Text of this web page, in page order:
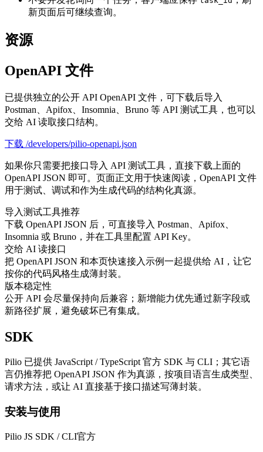
新页面后可继续查询。
资源
OpenAPI 文件
已提供独立的公开 API OpenAPI 文件，可下载后导入
Postman、Apifox、Insomnia、Bruno 等 API 测试工具，也可以
交给 AI 读取接口结构。
下载 /developers/pilio-openapi.json
如果你只需要把接口导入 API 测试工具，直接下载上面的
OpenAPI JSON 即可。页面正文用于快速阅读，OpenAPI 文件
用于测试、调试和作为生成代码的结构化真源。
导入测试工具推荐
下载 OpenAPI JSON 后，可直接导入 Postman、Apifox、
Insomnia 或 Bruno，并在工具里配置 API Key。
交给 AI 读接口
把 OpenAPI JSON 和本页快速接入示例一起提供给 AI，让它
按你的代码风格生成薄封装。
版本稳定性
公开 API 会尽量保持向后兼容；新增能力优先通过新字段或
新路径扩展，避免破坏已有集成。
SDK
Pilio 已提供 JavaScript / TypeScript 官方 SDK 与 CLI；其它语
言仍推荐把 OpenAPI JSON 作为真源，按项目语言生成类型、
请求方法，或让 AI 直接基于接口描述写薄封装。
安装与使用
Pilio JS SDK / CLI官方